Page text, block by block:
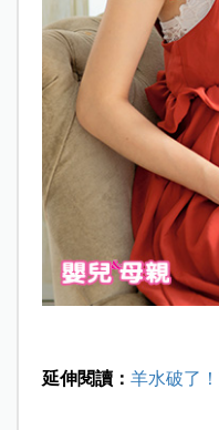
延伸閱讀： 羊水破了